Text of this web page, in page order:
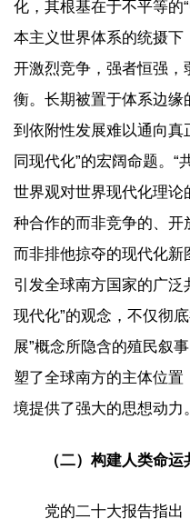
化，其根基在于不平等
本主义世界体系的统摄
开激烈竞争，强者恒强，
衡。长期被置于体系边
到依附性发展难以通向真
同现代化”的宏阔命题。“
世界观对世界现代化理
种合作的而非竞争的、
而非排他掠夺的现代化
引发全球南方国家的广泛
现代化”的观念，不仅彻
展”概念所隐含的殖民叙
塑了全球南方的主体位置
境提供了强大的思想动力。
（二）构建人类命
党的二十大报告指出